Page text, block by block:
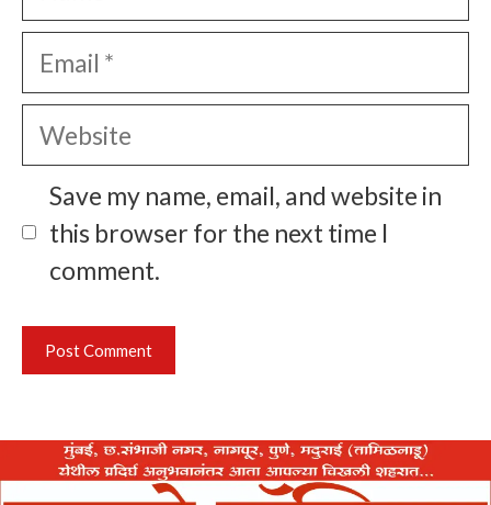
Email
Website
Save my name, email, and website in
this browser for the next time I
comment.